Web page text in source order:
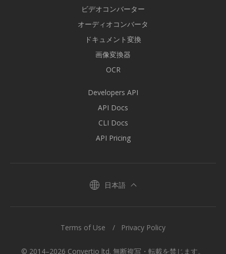
ビデオコンバーター
オーディオコンバータ
ドキュメント変換
画像変換器
OCR
Developers API
API Docs
CLI Docs
API Pricing
日本語
© 2014–2026 Convertio ltd. 無断複写・転載を禁じます。
Terms of Use Privacy Policy